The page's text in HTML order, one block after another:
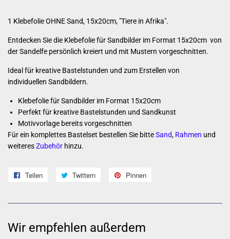
1 Klebefolie OHNE Sand, 15x20cm, "Tiere in Afrika".
Entdecken Sie die Klebefolie für Sandbilder im Format 15x20cm von
der Sandelfe persönlich kreiert und mit Mustern vorgeschnitten.
Ideal für kreative Bastelstunden und zum Erstellen von
individuellen Sandbildern.
Klebefolie für Sandbilder im Format 15x20cm
Perfekt für kreative Bastelstunden und Sandkunst
Motivvorlage bereits vorgeschnitten
Für ein komplettes Bastelset bestellen Sie bitteSand, Rahmen und
weiteresZubehör hinzu.
Teilen
teilen
Twittern
twittern
Pinnen
pinnen
Wir empfehlen außerdem